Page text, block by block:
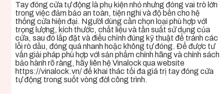
Tay đóng cửa tự động là phụ kiện nhỏ nhưng đóng vai trò lớn
trong việc đảm bảo an toàn, tiện nghi và độ bền cho hệ
thống cửa hiện đại. Người dùng cần chọn loại phù hợp với
trọng lượng, kích thước, chất liệu và tần suất sử dụng của
cửa, sau đó lắp đặt và điều chỉnh đúng kỹ thuật để tránh các
lỗi rò dầu, đóng quá nhanh hoặc không tự đóng. Để được tư
vấn giải pháp phù hợp với sản phẩm chính hãng và chính sách
bảo hành rõ ràng, hãy liên hệ Vinalock qua website
https://vinalock.vn/ để khai thác tối đa giá trị tay đóng cửa
tự động trong suốt vòng đời công trình.